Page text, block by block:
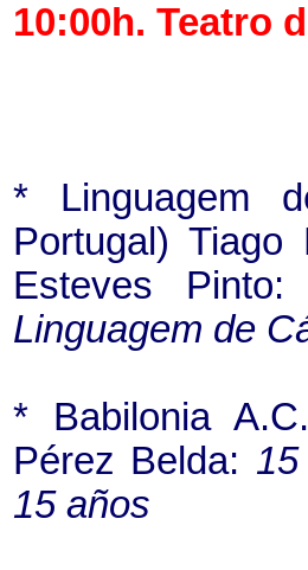
10:00h. Teatro
* Linguagem
Portugal)
Esteves Pinto:
Linguagem de
* Babilonia
Pérez Belda:
15 años